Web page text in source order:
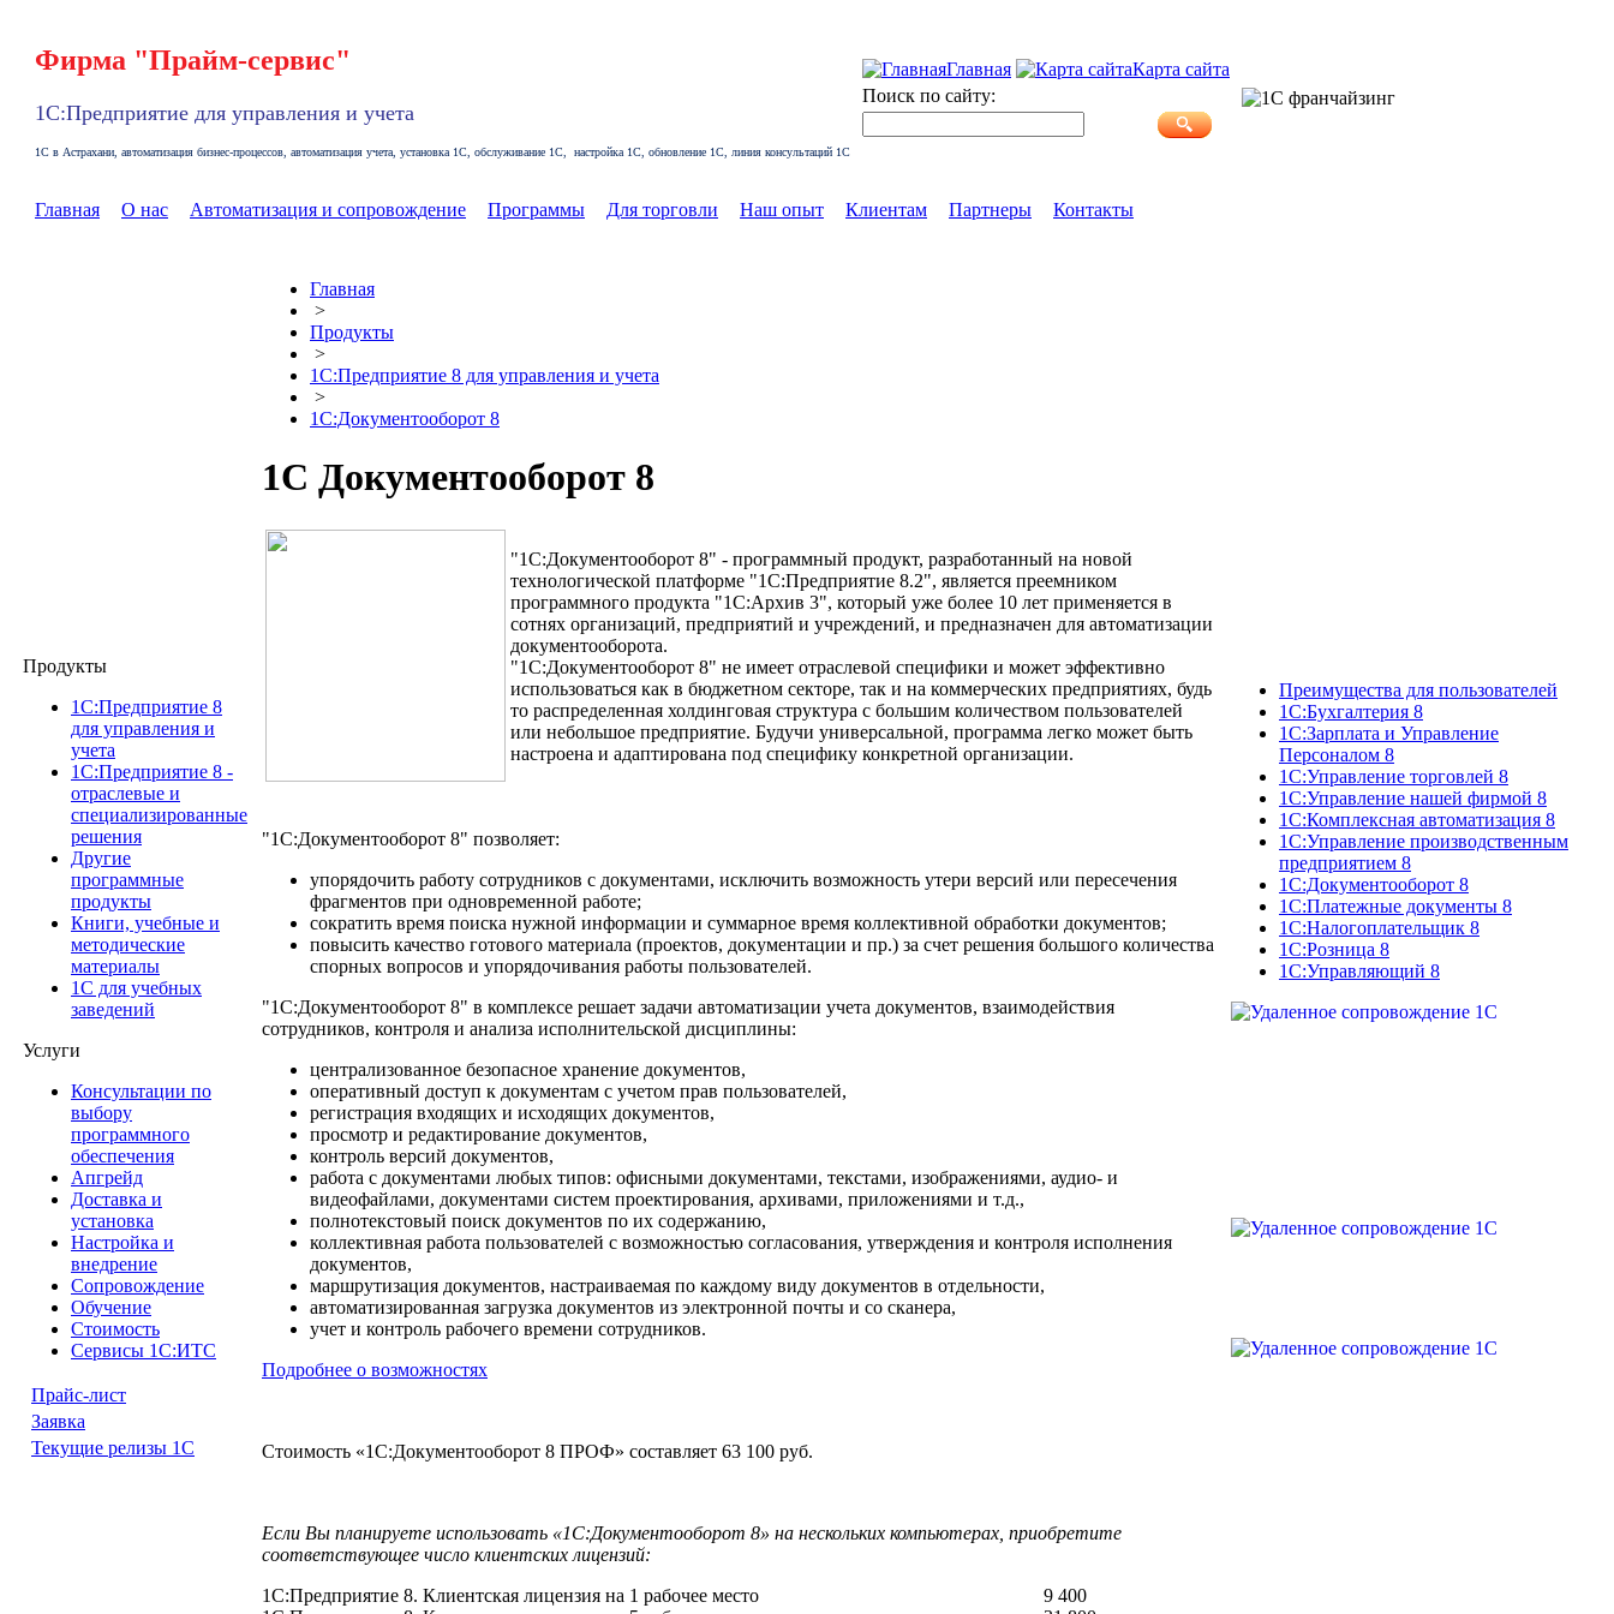
Фирма "Прайм-сервис"
1С:Предприятие для управления и учета
1С в Астрахани, автоматизация бизнес-процессов, автоматизация учета, установка 1С, обслуживание 1С, настройка 1С, обновление 1С, линия консультаций 1С
Главная
Карта сайта
Поиск по сайту:
Главная О нас Автоматизация и сопровождение Программы Для торговли Наш опыт Клиентам Партнеры Контакты
Продукты
1C:Предприятие 8
для управления и
учета
1C:Предприятие 8 -
отраслевые и
специализированные
решения
Другие
программные
продукты
Книги, учебные и
методические
материалы
1С для учебных
заведений
Услуги
Консультации по
выбору
программного
обеспечения
Апгрейд
Доставка и
установка
Настройка и
внедрение
Сопровождение
Обучение
Стоимость
Сервисы 1С:ИТС
Прайс-лист
Заявка
Текущие релизы 1С
Главная
>
Продукты
>
1C:Предприятие 8 для управления и учета
>
1С:Документооборот 8
1С Документооборот 8
"1С:Документооборот 8" - программный продукт, разработанный на новой
технологической платформе "1С:Предприятие 8.2", является преемником
программного продукта "1С:Архив 3", который уже более 10 лет применяется в
сотнях организаций, предприятий и учреждений, и предназначен для автоматизации
документооборота.
"1С:Документооборот 8" не имеет отраслевой специфики и может эффективно
использоваться как в бюджетном секторе, так и на коммерческих предприятиях, будь
то распределенная холдинговая структура с большим количеством пользователей
или небольшое предприятие. Будучи универсальной, программа легко может быть
настроена и адаптирована под специфику конкретной организации.
"1С:Документооборот 8" позволяет:
упорядочить работу сотрудников с документами, исключить возможность утери версий или пересечения
фрагментов при одновременной работе;
сократить время поиска нужной информации и суммарное время коллективной обработки документов;
повысить качество готового материала (проектов, документации и пр.) за счет решения большого количества
спорных вопросов и упорядочивания работы пользователей.
"1С:Документооборот 8" в комплексе решает задачи автоматизации учета документов, взаимодействия
сотрудников, контроля и анализа исполнительской дисциплины:
централизованное безопасное хранение документов,
оперативный доступ к документам с учетом прав пользователей,
регистрация входящих и исходящих документов,
просмотр и редактирование документов,
контроль версий документов,
работа с документами любых типов: офисными документами, текстами, изображениями, аудио- и
видеофайлами, документами систем проектирования, архивами, приложениями и т.д.,
полнотекстовый поиск документов по их содержанию,
коллективная работа пользователей с возможностью согласования, утверждения и контроля исполнения
документов,
маршрутизация документов, настраиваемая по каждому виду документов в отдельности,
автоматизированная загрузка документов из электронной почты и со сканера,
учет и контроль рабочего времени сотрудников.
Подробнее о возможностях
Стоимость «1С:Документооборот 8 ПРОФ» составляет 63 100 руб.
Если Вы планируете использовать «1С:Документооборот 8» на нескольких компьютерах, приобретите
соответствующее число клиентских лицензий:
1С:Предприятие 8. Клиентская лицензия на 1 рабочее место
9 400
Преимущества для пользователей
1С:Бухгалтерия 8
1С:Зарплата и Управление
Персоналом 8
1С:Управление торговлей 8
1С:Управление нашей фирмой 8
1C:Комплексная автоматизация 8
1C:Управление производственным
предприятием 8
1С:Документооборот 8
1С:Платежные документы 8
1С:Налогоплательщик 8
1С:Розница 8
1С:Управляющий 8